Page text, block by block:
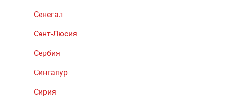
Сенегал
Сент-Люсия
Сербия
Сингапур
Сирия